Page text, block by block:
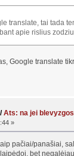
translate, tai tada
apie rislius
Google translate
/Ats: na jei
»
pačiai/panašiai,
bet